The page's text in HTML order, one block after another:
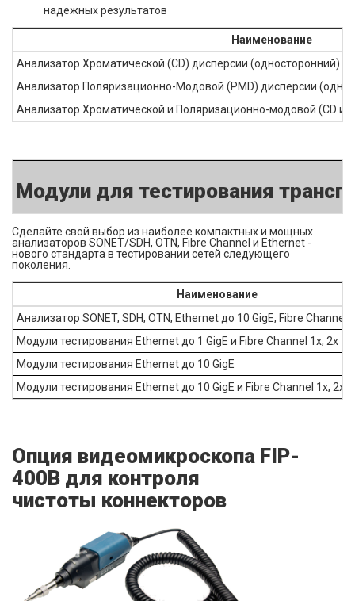
надежных результатов
Наименование
Анализатор Хроматической (CD) дисперсии (односторонний)
Анализатор Поляризационно-Модовой (PMD) дисперсии
Анализатор Хроматической и Поляризационно-модовой (CD и
Модули для тестирования
Сделайте свой выбор из наиболее компактных и мощных
анализаторов SONET/SDH, OTN, Fibre Channel и Ethernet -
нового стандарта в тестировании сетей следующего
поколения.
Наименование
Анализатор SONET, SDH, OTN, Ethernet до 10 GigE, Fibre Channel
Модули тестирования Ethernet до 1 GigE и Fibre Channel 1x, 2x
Модули тестирования Ethernet до 10 GigE
Модули тестирования Ethernet до 10 GigE и Fibre Channel 1x, 2x,
Опция видеомикроскопа FIP-
400B для контроля
чистоты коннекторов